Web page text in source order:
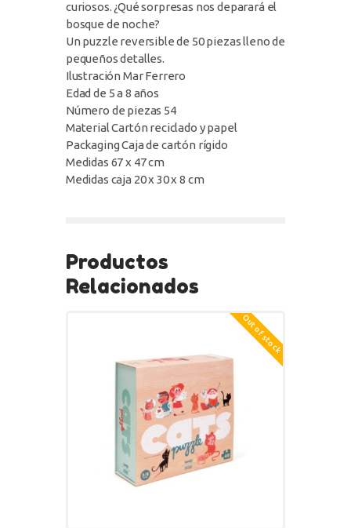
curiosos. ¿Qué sorpresas nos deparará el
bosque de noche?
Un puzzle reversible de 50 piezas lleno de
pequeños detalles.
Ilustración Mar Ferrero
Edad de 5 a 8 años
Número de piezas 54
Material Cartón reciclado y papel
Packaging Caja de cartón rígido
Medidas 67 x 47 cm
Medidas caja 20 x 30 x 8 cm
Productos
Relacionados
Out of stock